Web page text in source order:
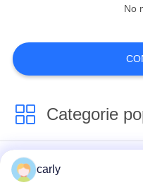
Parti e
No
Categorie
Taglierine dello
scarificatore
carly